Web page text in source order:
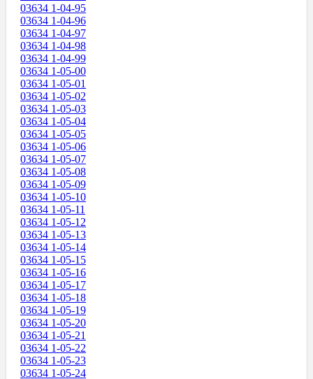
03634 1-04-95
03634 1-04-96
03634 1-04-97
03634 1-04-98
03634 1-04-99
03634 1-05-00
03634 1-05-01
03634 1-05-02
03634 1-05-03
03634 1-05-04
03634 1-05-05
03634 1-05-06
03634 1-05-07
03634 1-05-08
03634 1-05-09
03634 1-05-10
03634 1-05-11
03634 1-05-12
03634 1-05-13
03634 1-05-14
03634 1-05-15
03634 1-05-16
03634 1-05-17
03634 1-05-18
03634 1-05-19
03634 1-05-20
03634 1-05-21
03634 1-05-22
03634 1-05-23
03634 1-05-24